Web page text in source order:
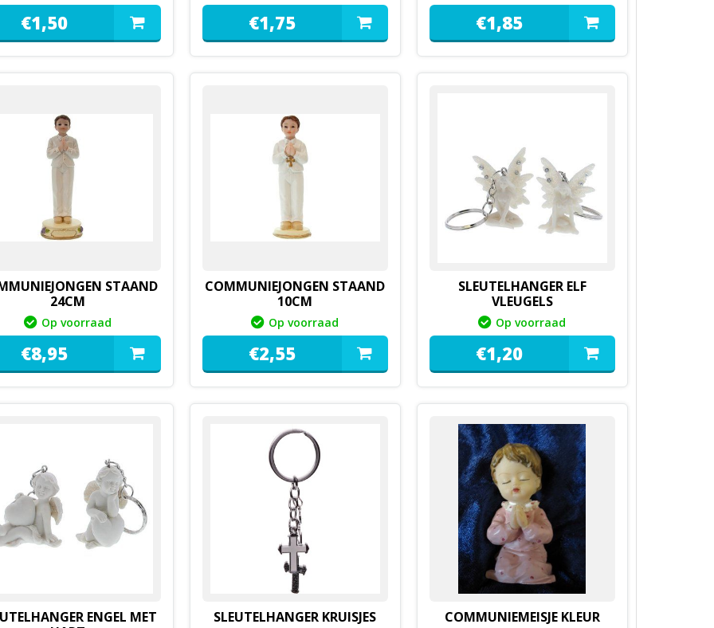
€1,50 €1,75 €1,85
STAAND
24CM
Op voorraad
€8,95
COMMUNIEJONGEN STAAND
10CM
Op voorraad
€2,55
SLEUTELHANGER ELF
VLEUGELS
Op voorraad
€1,20
ENGEL MET
SLEUTELHANGER KRUISJES COMMUNIEMEISJE KLEUR